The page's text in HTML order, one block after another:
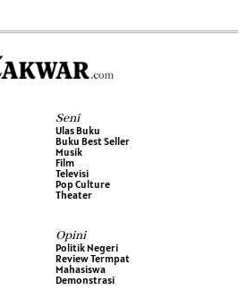
Seni
Ulas Buku
Buku Best Seller
Musik
Film
Televisi
Pop Culture
Theater
Opini
Politik Negeri
Review Termpat
Mahasiswa
Demonstrasi